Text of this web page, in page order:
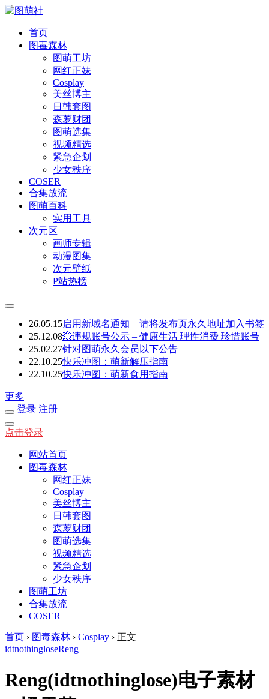
首页
图毒森林
图萌工坊
网红正妹
Cosplay
美丝博主
日韩套图
森萝财团
图萌选集
视频精选
紧急企划
少女秩序
COSER
合集放流
图萌百科
实用工具
次元区
画师专辑
动漫图集
次元壁纸
P站热榜
26.05.15启用新域名通知 – 请将发布页永久地址加入书签
25.12.08💥违规账号公示 – 健康生活 理性消费 珍惜账号
25.02.27针对图萌永久会员以下公告
22.10.25快乐冲图：萌新解压指南
22.10.25快乐冲图：萌新食用指南
更多
登录 注册
点击登录
网站首页
图毒森林
网红正妹
Cosplay
美丝博主
日韩套图
森萝财团
图萌选集
视频精选
紧急企划
少女秩序
图萌工坊
合集放流
COSER
首页 › 图毒森林 › Cosplay › 正文
idtnothingloseReng
Reng(idtnothinglose)电子素材